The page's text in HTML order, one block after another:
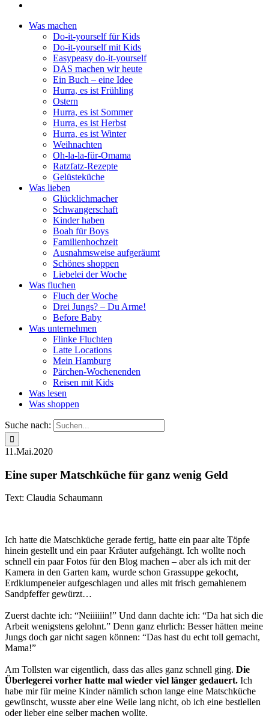
Was machen
Do-it-yourself für Kids
Do-it-yourself mit Kids
Easypeasy do-it-yourself
DAS machen wir heute
Ein Buch – eine Idee
Hurra, es ist Frühling
Ostern
Hurra, es ist Sommer
Hurra, es ist Herbst
Hurra, es ist Winter
Weihnachten
Oh-la-la-für-Omama
Ratzfatz-Rezepte
Gelüsteküche
Was lieben
Glücklichmacher
Schwangerschaft
Kinder haben
Boah für Boys
Familienhochzeit
Ausnahmsweise aufgeräumt
Schönes shoppen
Liebelei der Woche
Was fluchen
Fluch der Woche
Drei Jungs? – Du Arme!
Before Baby
Was unternehmen
Flinke Fluchten
Latte Locations
Mein Hamburg
Pärchen-Wochenenden
Reisen mit Kids
Was lesen
Was shoppen
Suche nach:
11.Mai.2020
Eine super Matschküche für ganz wenig Geld
Text: Claudia Schaumann
Ich hatte die Matschküche gerade fertig, hatte ein paar alte Töpfe
hinein gestellt und ein paar Kräuter aufgehängt. Ich wollte noch
schnell ein paar Fotos für den Blog machen – aber als ich mit der
Kamera in den Garten kam, wurde schon Grassuppe gekocht,
Erdklumpeneier aufgeschlagen und alles mit frisch gemahlenem
Sandpfeffer gewürzt…
Zuerst dachte ich: “Neiiiiiin!” Und dann dachte ich: “Da hat sich die
Arbeit wenigstens gelohnt.” Denn ganz ehrlich: Besser hätten meine
Jungs doch gar nicht sagen können: “Das hast du echt toll gemacht,
Mama!”
Am Tollsten war eigentlich, dass das alles ganz schnell ging. Die
Überlegerei vorher hatte mal wieder viel länger gedauert. Ich
habe mir für meine Kinder nämlich schon lange eine Matschküche
gewünscht, wusste aber eine Weile lang nicht, ob ich eine bestlellen
oder lieber eine selber machen wollte.